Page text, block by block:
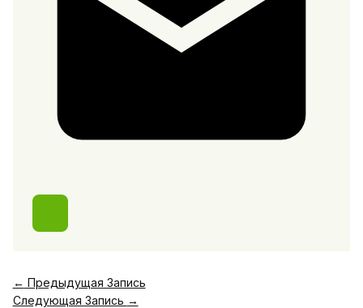
← Предыдущая Запись
Следующая Запись →